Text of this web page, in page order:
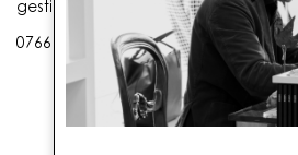
0766 25656